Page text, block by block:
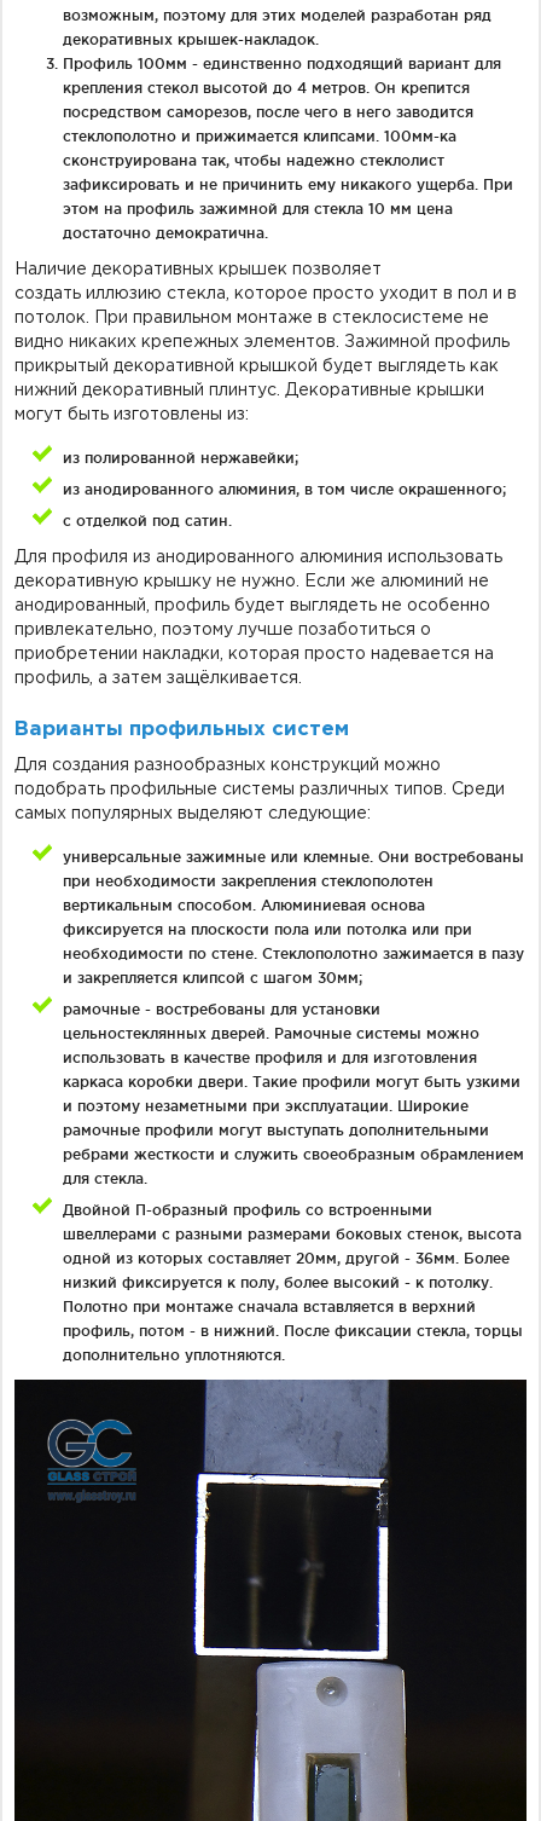
возможным, поэтому для этих моделей разработан ряд
декоративных крышек-накладок.
Профиль 100мм - единственно подходящий вариант для
крепления стекол высотой до 4 метров. Он крепится
посредством саморезов, после чего в него заводится
стеклополотно и прижимается клипсами. 100мм-ка
сконструирована так, чтобы надежно стеклолист
зафиксировать и не причинить ему никакого ущерба. При
этом на профиль зажимной для стекла 10 мм цена
достаточно демократична.
Наличие декоративных крышек позволяет
создать иллюзию стекла, которое просто уходит в пол и в
потолок. При правильном монтаже в стеклосистеме не
видно никаких крепежных элементов. Зажимной профиль
прикрытый декоративной крышкой будет выглядеть как
нижний декоративный плинтус. Декоративные крышки
могут быть изготовлены из:
из полированной нержавейки;
из анодированного алюминия, в том числе окрашенного;
с отделкой под сатин.
Для профиля из анодированного алюминия использовать
декоративную крышку не нужно. Если же алюминий не
анодированный, профиль будет выглядеть не особенно
привлекательно, поэтому лучше позаботиться о
приобретении накладки, которая просто надевается на
профиль, а затем защёлкивается.
Варианты профильных систем
Для создания разнообразных конструкций можно
подобрать профильные системы различных типов. Среди
самых популярных выделяют следующие:
универсальные зажимные или клемные. Они востребованы
при необходимости закрепления стеклополотен
вертикальным способом. Алюминиевая основа
фиксируется на плоскости пола или потолка или при
необходимости по стене. Стеклополотно зажимается в пазу
и закрепляется клипсой с шагом 30мм;
рамочные - востребованы для установки
цельностеклянных дверей. Рамочные системы можно
использовать в качестве профиля и для изготовления
каркаса коробки двери. Такие профили могут быть узкими
и поэтому незаметными при эксплуатации. Широкие
рамочные профили могут выступать дополнительными
ребрами жесткости и служить своеобразным обрамлением
для стекла.
Двойной П-образный профиль со встроенными
швеллерами с разными размерами боковых стенок, высота
одной из которых составляет 20мм, другой - 36мм. Более
низкий фиксируется к полу, более высокий - к потолку.
Полотно при монтаже сначала вставляется в верхний
профиль, потом - в нижний. После фиксации стекла, торцы
дополнительно уплотняются.